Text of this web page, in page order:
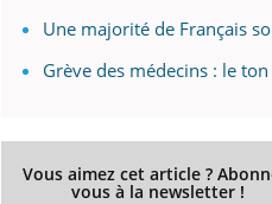
Une majorité de Français
Grève des médecins : le
Vous aimez cet article ?
vous à la newsletter !